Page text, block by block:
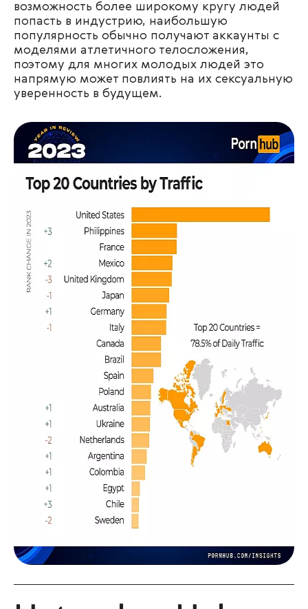
возможность более широкому кругу людей
попасть в индустрию, наибольшую
популярность обычно получают аккаунты с
моделями атлетичного телосложения,
поэтому для многих молодых людей это
напрямую может повлиять на их сексуальную
уверенность в будущем.